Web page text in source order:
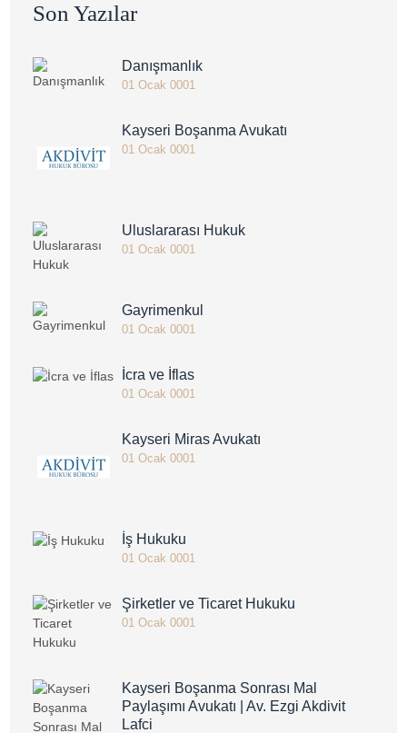
Son Yazılar
Danışmanlık
01 Ocak 0001
Kayseri Boşanma Avukatı
01 Ocak 0001
Uluslararası Hukuk
01 Ocak 0001
Gayrimenkul
01 Ocak 0001
İcra ve İflas
01 Ocak 0001
Kayseri Miras Avukatı
01 Ocak 0001
İş Hukuku
01 Ocak 0001
Şirketler ve Ticaret Hukuku
01 Ocak 0001
Kayseri Boşanma Sonrası Mal
Paylaşımı Avukatı | Av. Ezgi Akdivit
Lafci